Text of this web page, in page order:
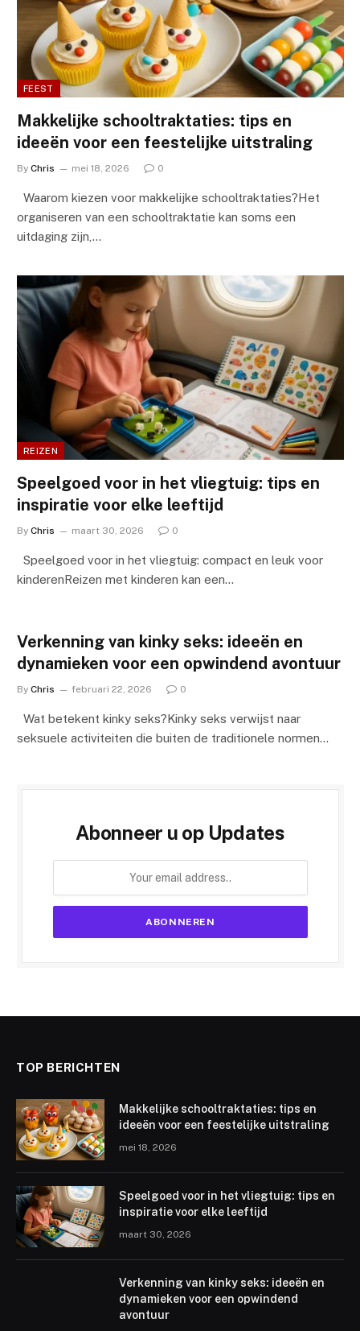
FEEST
Makkelijke schooltraktaties: tips en
ideeën voor een feestelijke uitstraling
By Chris mei 18, 2026 0
Waarom kiezen voor makkelijke schooltraktaties?Het
organiseren van een schooltraktatie kan soms een
uitdaging zijn,…
REIZEN
Speelgoed voor in het vliegtuig: tips en
inspiratie voor elke leeftijd
By Chris maart 30, 2026 0
Speelgoed voor in het vliegtuig: compact en leuk voor
kinderenReizen met kinderen kan een…
Verkenning van kinky seks: ideeën en
dynamieken voor een opwindend avontuur
By Chris februari 22, 2026 0
Wat betekent kinky seks?Kinky seks verwijst naar
seksuele activiteiten die buiten de traditionele normen…
Abonneer u op Updates
TOP BERICHTEN
Makkelijke schooltraktaties: tips en
ideeën voor een feestelijke uitstraling
mei 18, 2026
Speelgoed voor in het vliegtuig: tips en
inspiratie voor elke leeftijd
maart 30, 2026
Verkenning van kinky seks: ideeën en
dynamieken voor een opwindend
avontuur